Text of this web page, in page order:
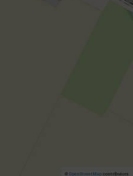
© OpenStreetMapcontributors.